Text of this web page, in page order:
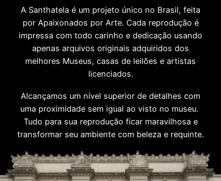
A Santhatela é um projeto único no Brasil, feita
por Apaixonados por Arte. Cada reprodução é
impressa com todo carinho e dedicação usando
apenas arquivos originais adquiridos dos
melhores Museus, casas de leilões e artistas
licenciados.
Alcançamos um nível superior de detalhes com
uma proximidade sem igual ao visto no museu.
Tudo para sua reprodução ficar maravilhosa e
transformar seu ambiente com beleza e requinte.